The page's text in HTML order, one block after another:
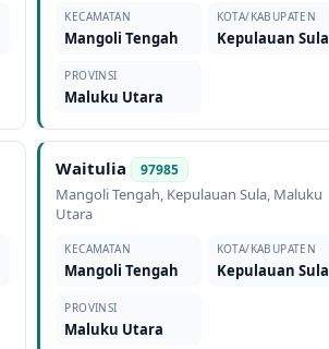
KECAMATAN
Mangoli Tengah
KOTA/KABUPATEN
Kepulauan Sula
PROVINSI
Maluku Utara
Waitulia 97985
Mangoli Tengah, Kepulauan Sula, Maluku
Utara
KECAMATAN
Mangoli Tengah
KOTA/KABUPATEN
Kepulauan Sula
PROVINSI
Maluku Utara